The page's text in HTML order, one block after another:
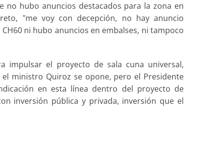
no hubo anuncios destacados para la zona en
"me voy con decepción, no hay anuncio
ni hubo anuncios en embalses, ni tampoco
impulsar el proyecto de sala cuna universal,
ministro Quiroz se opone, pero el Presidente
en esta línea dentro del proyecto de
inversión pública y privada, inversión que el